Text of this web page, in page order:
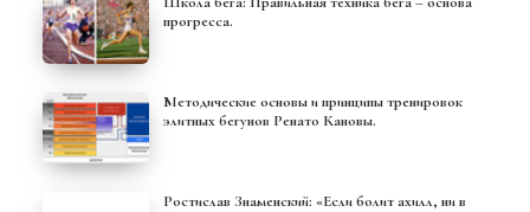
прогресса.
Методические основы и принципы тренировок
элитных бегунов Ренато Кановы.
Ростислав Знаменский: «Если болит ахилл, ни в